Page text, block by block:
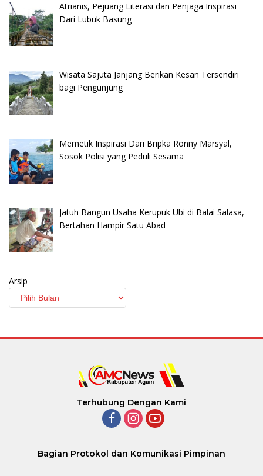
Atrianis, Pejuang Literasi dan Penjaga Inspirasi
Dari Lubuk Basung
Wisata Sajuta Janjang Berikan Kesan Tersendiri
bagi Pengunjung
Memetik Inspirasi Dari Bripka Ronny Marsyal,
Sosok Polisi yang Peduli Sesama
Jatuh Bangun Usaha Kerupuk Ubi di Balai Salasa,
Bertahan Hampir Satu Abad
Arsip
Terhubung Dengan Kami
Bagian Protokol dan Komunikasi Pimpinan